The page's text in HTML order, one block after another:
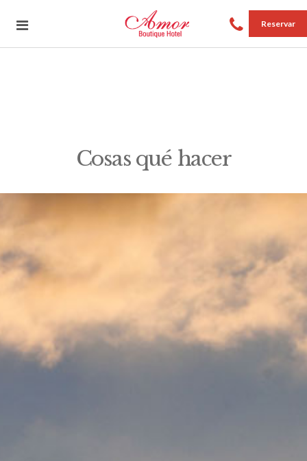
Reservar
Cosas qué hacer